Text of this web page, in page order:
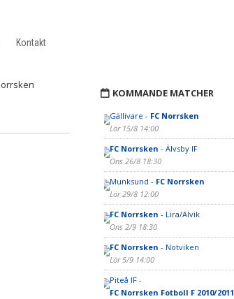
Kontakt
KOMMANDE MATCHER
Gällivare - FC Norrsken
Lör 15/8 14:00
FC Norrsken - Älvsby IF
Ons 26/8 18:30
Munksund - FC Norrsken
Lör 29/8 12:00
FC Norrsken - Lira/Alvik
Ons 2/9 18:30
FC Norrsken - Notviken
Lör 5/9 14:00
Piteå IF -
FC Norrsken Fotboll F 2010/2011